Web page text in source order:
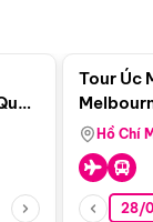
Tour Úc
Airways)
Hồ Chí
28/